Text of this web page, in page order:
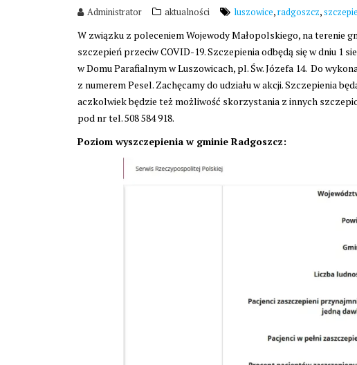
Administrator aktualności luszowice,radgoszcz,
W związku z poleceniem Wojewody Małopolskiego, na
szczepień przeciw COVID-19. Szczepienia odbędą się w dniu 1
w Domu Parafialnym w Luszowicach, pl. Św. Józefa 14. Do
z numerem Pesel. Zachęcamy do udziału w akcji. Szczepienia
aczkolwiek będzie też możliwość skorzystania z innych
pod nr tel. 508 584 918.
Poziom wyszczepienia w gminie Radgoszcz: